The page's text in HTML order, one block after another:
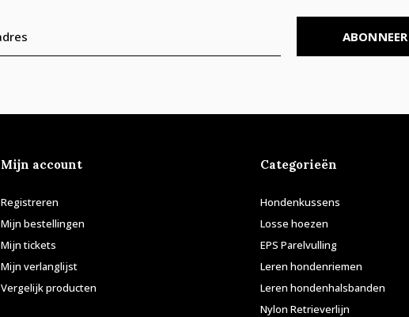
ABONNEER
Mijn account
Registreren
Mijn bestellingen
Mijn tickets
Mijn verlanglijst
Vergelijk producten
Categorieën
Hondenkussens
Losse hoezen
EPS Parelvulling
Leren hondenriemen
Leren hondenhalsbanden
Nylon Retrieverlijn